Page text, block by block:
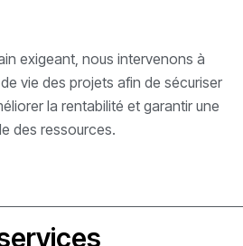
exigeant, nous intervenons à
vie des projets afin de sécuriser
la rentabilité et garantir une
des ressources.